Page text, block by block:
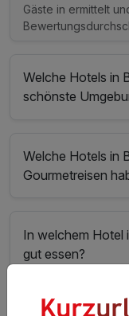
Gäste in ermittelt
Welche Hotels in
schönste
Welche Hotels in
Gourmetreisen
In welchem Hotel
gut essen?